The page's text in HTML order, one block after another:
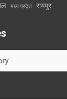
मध्य प्रदेश रायपुर